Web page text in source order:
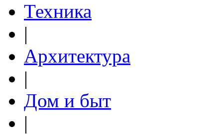
Техника
|
Архитектура
|
Дом и быт
|